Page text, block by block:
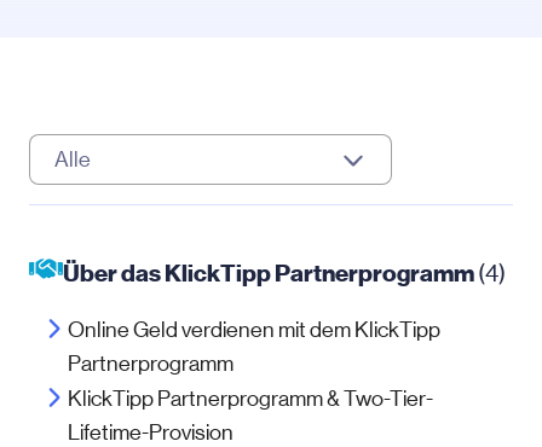
Alle
Über das KlickTipp Partnerprogramm(4)
Online Geld verdienen mit dem KlickTipp
Partnerprogramm
KlickTipp Partnerprogramm & Two-Tier-
Lifetime-Provision